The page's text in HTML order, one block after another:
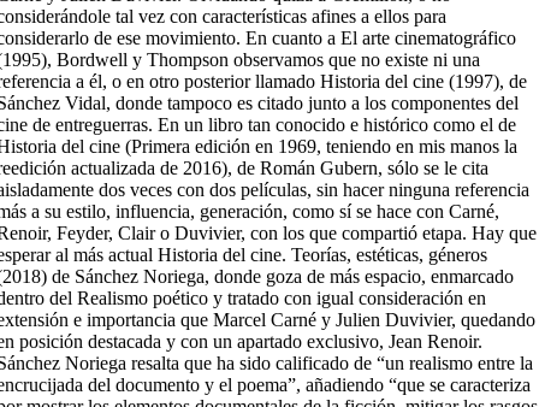
tal vez con características afines a ellos para
de ese movimiento. En cuanto a El arte cinematográfico
Bordwell y Thompson observamos que no existe ni una
a él, o en otro posterior llamado Historia del cine (1997), de
Vidal, donde tampoco es citado junto a los componentes del
de entreguerras. En un libro tan conocido e histórico como el de
del cine (Primera edición en 1969, teniendo en mis manos la
actualizada de 2016), de Román Gubern, sólo se le cita
dos veces con dos películas, sin hacer ninguna referencia
a su estilo, influencia, generación, como sí se hace con Carné,
Feyder, Clair o Duvivier, con los que compartió etapa. Hay que
al más actual Historia del cine. Teorías, estéticas, géneros
de Sánchez Noriega, donde goza de más espacio, enmarcado
del Realismo poético y tratado con igual consideración en
e importancia que Marcel Carné y Julien Duvivier, quedando
posición destacada y con un apartado exclusivo, Jean Renoir.
Noriega resalta que ha sido calificado de “un realismo entre la
del documento y el poema”, añadiendo “que se caracteriza